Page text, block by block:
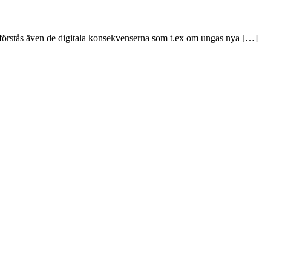
även de digitala konsekvenserna som t.ex om ungas nya […]